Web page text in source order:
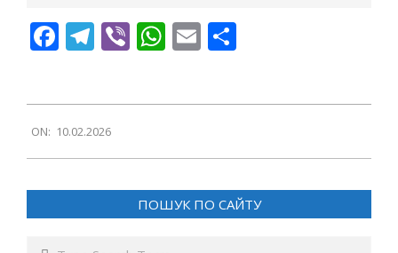
Facebook
Telegram
ViberWhatsApp
Email
02-
10
ON: 10.02.2026
ПОШУК ПО САЙТУ
Search